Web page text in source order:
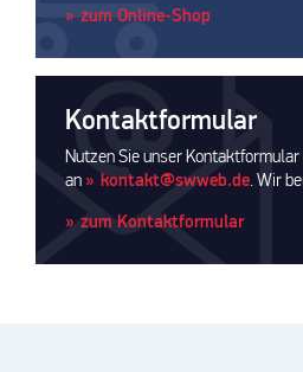
zum Online-Shop
Kontaktformular
Nutzen Sie unser Kontaktformular
an
kontakt@swweb.de. Wir
zum Kontaktformular